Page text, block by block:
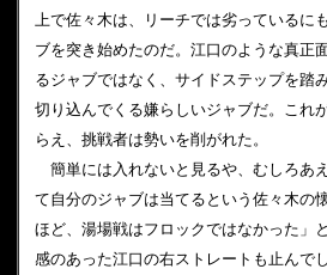
上で佐々木は、リーチでは劣っているに
ブを突き始めたのだ。江口のような真正
るジャブではなく、サイドステップを踏
切り込んでくる嫌らしいジャブだ。これ
らえ、挑戦者は勢いを削がれた。
簡単には入れないと見るや、むしろあ
て自分のジャブは当てるという佐々木
ほど、湯場戦はフロックではなかった」
感のあった江口の右ストレートも止んで